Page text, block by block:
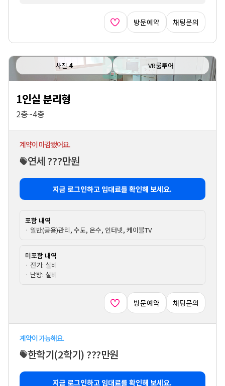
방문예약 채팅문의
사진4 VR룸투어
1인실 분리형
2층~4층
계약이 마감됐어요.
연세 ???만원
지금 로그인하고 임대료를 확인해 보세요.
포함 내역
· 일반(공용)관리, 수도, 온수, 인터넷, 케이블TV
미포함 내역
· 전기: 실비
· 난방: 실비
방문예약 채팅문의
계약이 가능해요.
한학기(2학기) ???만원
지금 로그인하고 임대료를 확인해 보세요.